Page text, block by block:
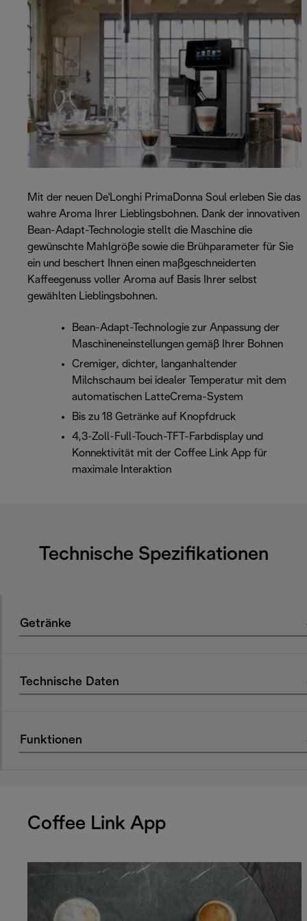
Mit der neuen De'Longhi PrimaDonna Soul erleben Sie das
wahre Aroma Ihrer Lieblingsbohnen. Dank der innovativen
Bean-Adapt-Technologie stellt die Maschine die
gewünschte Mahlgröße sowie die Brühparameter für Sie
ein und beschert Ihnen einen maßgeschneiderten
Kaffeegenuss voller Aroma auf Basis Ihrer selbst
gewählten Lieblingsbohnen.
Bean-Adapt-Technologie zur Anpassung der
Maschineneinstellungen gemäß Ihrer Bohnen
Cremiger, dichter, langanhaltender
Milchschaum bei idealer Temperatur mit dem
automatischen LatteCrema-System
Bis zu 18 Getränke auf Knopfdruck
4,3-Zoll-Full-Touch-TFT-Farbdisplay und
Konnektivität mit der Coffee Link App für
maximale Interaktion
Technische Spezifikationen
Getränke
Technische Daten
Funktionen
Coffee Link App